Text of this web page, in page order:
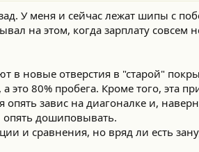
У меня и сейчас лежат шипы с
на этом, когда зарплату совсем
в новые отверстия в "старой"
80% пробега. Кроме того, эта
завис на диагоналке и,
опять дошиповывать.
и сравнения, но вряд ли есть